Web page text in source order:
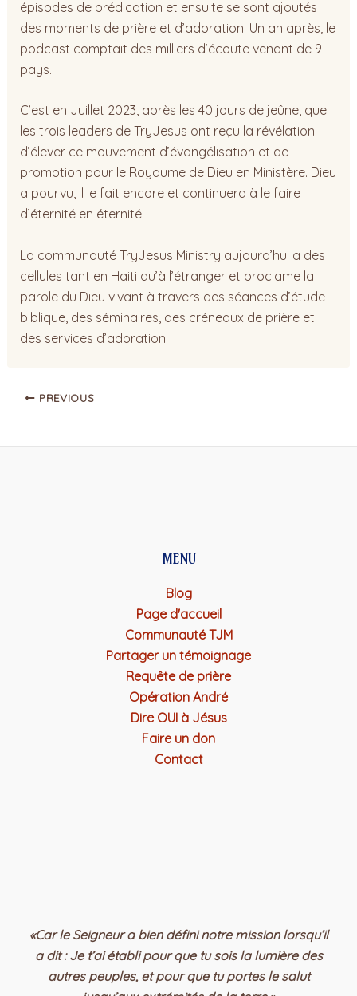
épisodes de prédication et ensuite se sont ajoutés
des moments de prière et d’adoration. Un an après, le
podcast comptait des milliers d’écoute venant de 9
pays.
C’est en Juillet 2023, après les 40 jours de jeûne, que
les trois leaders de TryJesus ont reçu la révélation
d’élever ce mouvement d’évangélisation et de
promotion pour le Royaume de Dieu en Ministère. Dieu
a pourvu, Il le fait encore et continuera à le faire
d’éternité en éternité.
La communauté TryJesus Ministry aujourd’hui a des
cellules tant en Haiti qu’à l’étranger et proclame la
parole du Dieu vivant à travers des séances d’étude
biblique, des séminaires, des créneaux de prière et
des services d’adoration.
PREVIOUS
MENU
Blog
Page d'accueil
Communauté TJM
Partager un témoignage
Requête de prière
Opération André
Dire OUI à Jésus
Faire un don
Contact
«Car le Seigneur a bien défini notre mission lorsqu’il
a dit : Je t’ai établi pour que tu sois la lumière des
autres peuples, et pour que tu portes le salut